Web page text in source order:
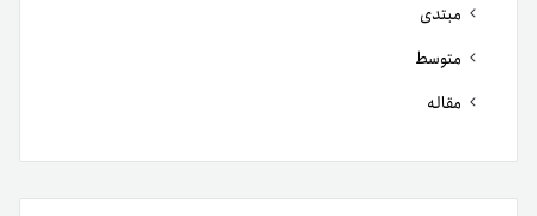
مبتدی
متوسط
مقاله